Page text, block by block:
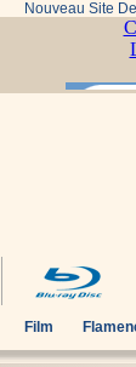
Nouveau Site
Film